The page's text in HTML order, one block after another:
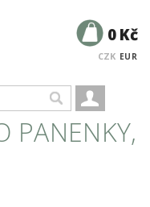
CZK EUR
0 Kč
PANENKY,